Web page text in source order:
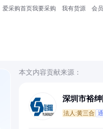
爱采购首页我要采购 我有货源 会
本文内容贡献来源：
深圳市裕
法人:黄三合